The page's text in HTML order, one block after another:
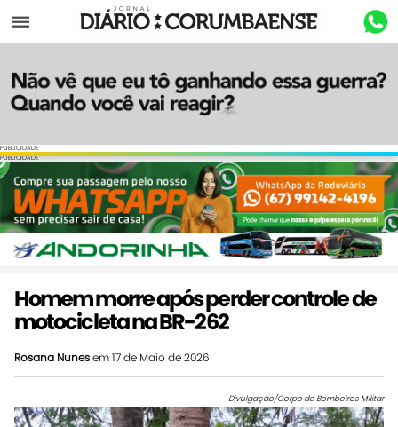
Menu
PUBLICIDADE
PUBLICIDADE
Homem morre após perder controle de
motocicleta na BR-262
Rosana Nunesem 17 de Maio de 2026
Divulgação/Corpo de Bombeiros Militar